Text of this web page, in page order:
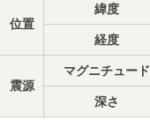
位置
緯度
経度
震源
マグニチュード
深さ